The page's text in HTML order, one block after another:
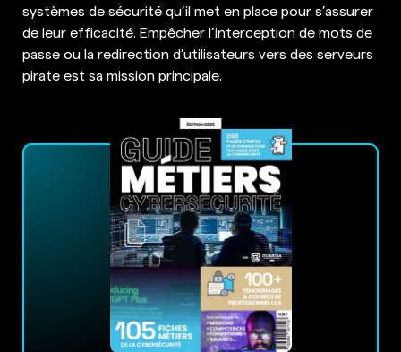
systèmes de sécurité qu’il met en place pour s’assurer
de leur efficacité. Empêcher l’interception de mots de
passe ou la redirection d’utilisateurs vers des serveurs
pirate est sa mission principale.